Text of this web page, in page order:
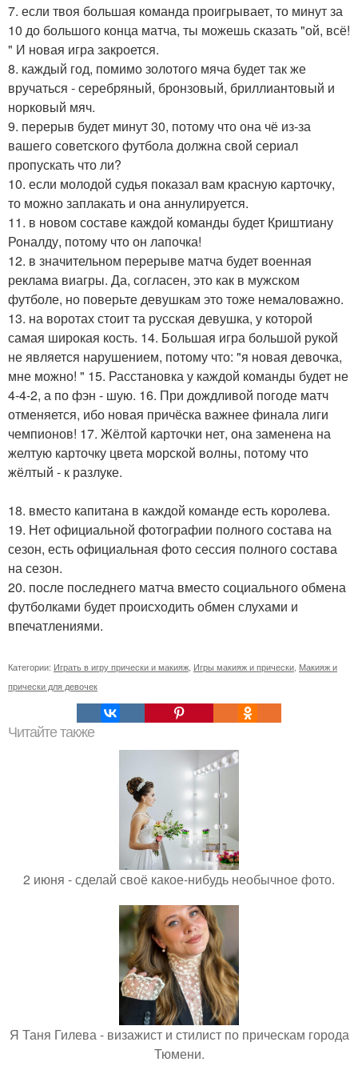
7. если твоя большая команда проигрывает, то минут за
10 до большого конца матча, ты можешь сказать "ой, всё!
" И новая игра закроется.
8. каждый год, помимо золотого мяча будет так же
вручаться - серебряный, бронзовый, бриллиантовый и
норковый мяч.
9. перерыв будет минут 30, потому что она чё из-за
вашего советского футбола должна свой сериал
пропускать что ли?
10. если молодой судья показал вам красную карточку,
то можно заплакать и она аннулируется.
11. в новом составе каждой команды будет Криштиану
Роналду, потому что он лапочка!
12. в значительном перерыве матча будет военная
реклама виагры. Да, согласен, это как в мужском
футболе, но поверьте девушкам это тоже немаловажно.
13. на воротах стоит та русская девушка, у которой
самая широкая кость. 14. Большая игра большой рукой
не является нарушением, потому что: "я новая девочка,
мне можно! " 15. Расстановка у каждой команды будет не
4-4-2, а по фэн - шую. 16. При дождливой погоде матч
отменяется, ибо новая причёска важнее финала лиги
чемпионов! 17. Жёлтой карточки нет, она заменена на
желтую карточку цвета морской волны, потому что
жёлтый - к разлуке.
18. вместо капитана в каждой команде есть королева.
19. Нет официальной фотографии полного состава на
сезон, есть официальная фото сессия полного состава
на сезон.
20. после последнего матча вместо социального обмена
футболками будет происходить обмен слухами и
впечатлениями.
Категории: Играть в игру прически и макияж Игры макияж и прически Макияж и
прически для девочек
Читайте также
2 июня - сделай своё какое-нибудь необычное фото.
Я Таня Гилева - визажист и стилист по прическам города
Тюмени.